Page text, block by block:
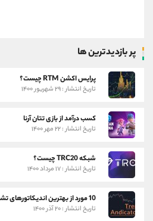
پر بازدیدترین ها
پرایس اکشن RTM چیست؟
تاریخ انتشار : ۲۹ شهریور ۱۴۰۰
کسب درآمد از بازی تتان آرنا
تاریخ انتشار : ۲۲ مهر ۱۴۰۰
شبکه TRC20 چیست؟
تاریخ انتشار : ۱۷ مرداد ۱۴۰۰
10 مورد از بهترین اندیکاتورهای تشخیص روند
تاریخ انتشار : ۲۰ آذر ۱۴۰۰